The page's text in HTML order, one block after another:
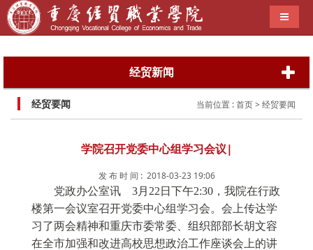
导航切
经贸新闻
经贸要闻 当前位置 :首页> 经贸要闻
学院召开党委中心组学习会议|
发 布 时 间 : 2018-03-23 19:06
党政办公室讯 3月22日下午2:30，我院在行政
楼第一会议室召开党委中心组学习会。会上传达学
习了两会精神和重庆市委常委、组织部部长胡文容
在全市加强和改进高校思想政治工作座谈会上的讲